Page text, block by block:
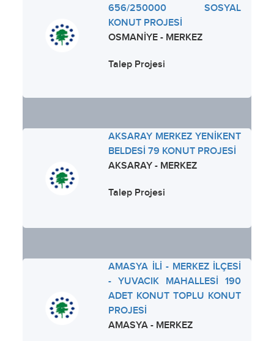
656/250000 SOSYAL
KONUT PROJESİ
OSMANİYE - MERKEZ
Talep Projesi
AKSARAY MERKEZ YENİKENT
BELDESİ 79 KONUT PROJESİ
AKSARAY - MERKEZ
Talep Projesi
AMASYA İLİ - MERKEZ İLÇESİ
- YUVACIK MAHALLESİ 190
ADET KONUT TOPLU KONUT
PROJESİ
AMASYA - MERKEZ